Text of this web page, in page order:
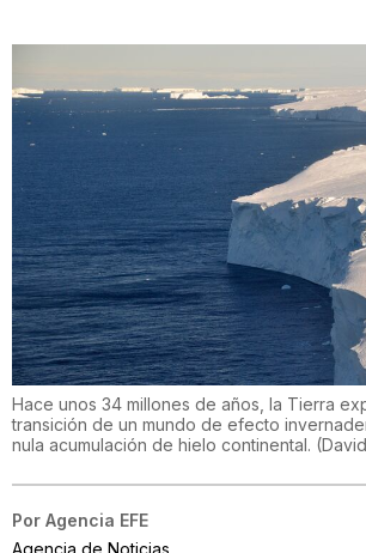
Hace unos 34 millones de años, la Tierra
transición de un mundo de efecto
nula acumulación de hielo continental. (
Por Agencia EFE
Agencia de Noticias